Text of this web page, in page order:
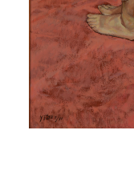
手机号码
验证码